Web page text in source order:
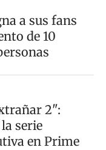
a sus fans
de 10
2":
serie
en Prime